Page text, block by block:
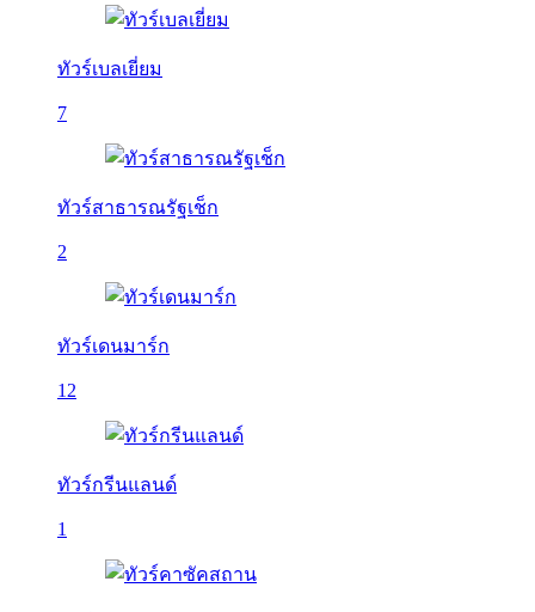
ทัวร์เบลเยี่ยม
7
ทัวร์สาธารณรัฐเช็ก
2
ทัวร์เดนมาร์ก
12
ทัวร์กรีนแลนด์
1